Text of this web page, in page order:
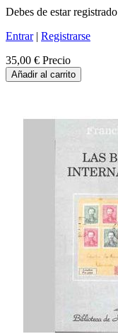
Debes de estar registrado
Entrar| Registrarse
35,00 € Precio
Añadir al carrito